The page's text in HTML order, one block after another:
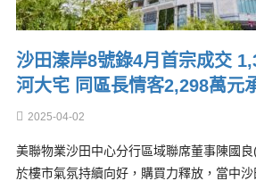
沙田溱岸8號錄4月首宗成交
河大宅 同區長情客2,298萬元
2025-04-02
美聯物業沙田中心分行區域聯席董事陳國
於樓市氣氛持續向好，購買力釋放，當中